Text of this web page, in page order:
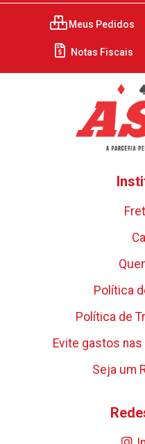
Meus Pedidos
Notas Fiscais
Política
Política de
Evite gastos
Seja um